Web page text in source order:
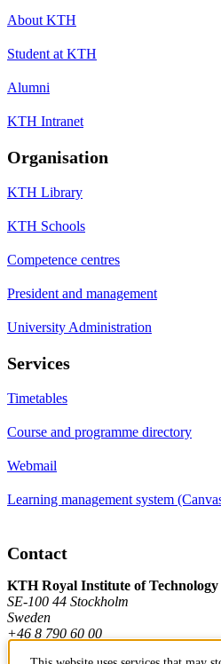
About KTH
Student at KTH
Alumni
KTH Intranet
Organisation
KTH Library
KTH Schools
Competence centres
President and management
University Administration
Services
Timetables
Course and programme directory
Webmail
Learning management system
Contact
KTH Royal Institute of Technology
SE-100 44 Stockholm
Sweden
+46 8 790 60 00